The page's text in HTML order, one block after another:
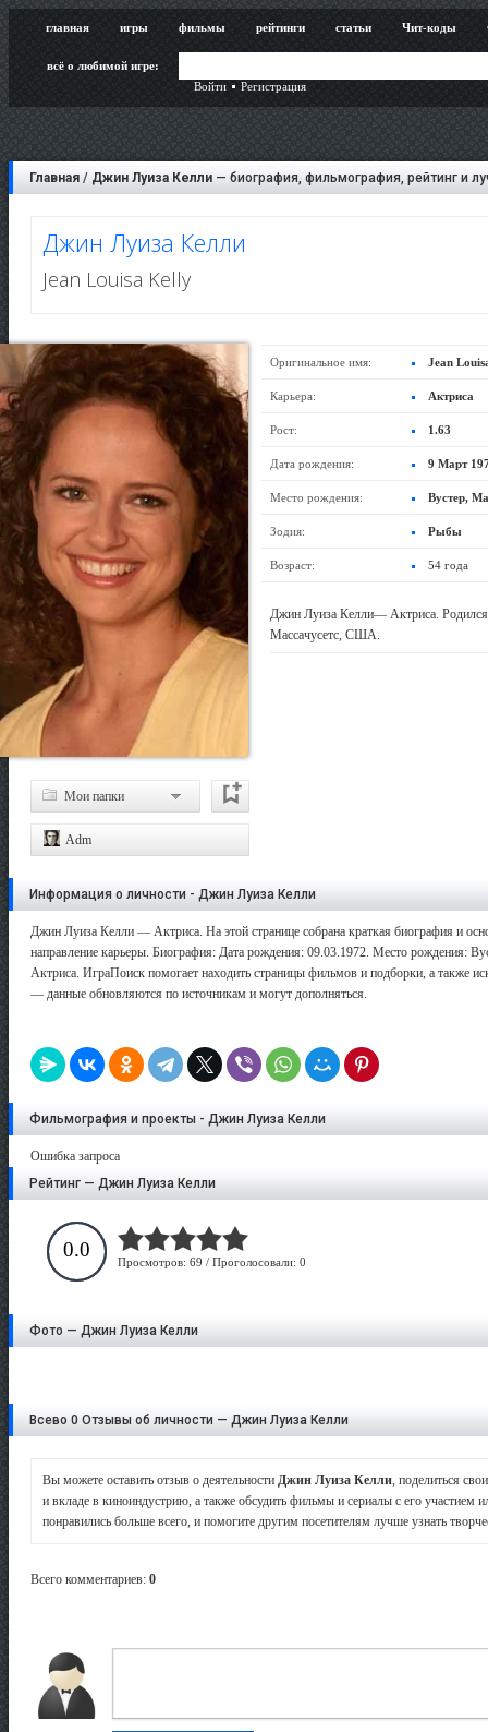
главная игры фильмы рейтинги статьи Чит-коды
всё о любимой игре:
Войти
Регистрация
Главная / Джин Луиза Келли — биография, фильмография, рейтинг и
Джин Луиза Келли
Jean Louisa Kelly
Мои папки
Adm
Оригинальное имя: Jean
Карьера: Актриса
Рост: 1.63
Дата рождения: 9 Март
Место рождения: Вустер,
Зодия: Рыбы
Возраст: 54 года
Джин Луиза Келли— Актриса.
Массачусетс, США.
Информация о личности - Джин Луиза Келли
Джин Луиза Келли — Актриса. На этой странице собрана краткая биография и
направление карьеры. Биография: Дата рождения: 09.03.1972. Место рождения:
Актриса. ИграПоиск помогает находить страницы фильмов и подборки, а также
— данные обновляются по источникам и могут дополняться.
Фильмография и проекты - Джин Луиза Келли
Ошибка запроса
Рейтинг — Джин Луиза Келли
0.0
Просмотров: 69 / Проголосовали: 0
Фото — Джин Луиза Келли
Всево 0 Отзывы об личности — Джин Луиза Келли
Вы можете оставить отзыв о деятельности Джин Луиза Келли, поделиться
и вкладе в киноиндустрию, а также обсудить фильмы и сериалы с его участием
понравились больше всего, и помогите другим посетителям лучше узнать
Всего комментариев: 0